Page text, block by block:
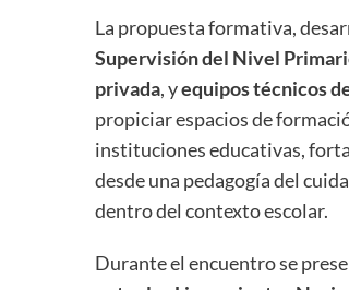
La propuesta formativa,
Supervisión del Nivel
privada, yequipos técnicos
propiciar espacios de
instituciones educativas,
desde una pedagogía del
dentro del contexto escolar.
Durante el encuentro se